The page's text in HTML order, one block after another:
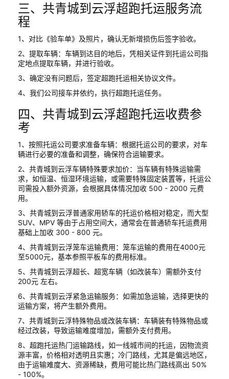
三、共青城到云浮超跑托运服务流
程
1、对比《验车单》及照片，确认无新增损伤后签字验收。
2、提取车辆：车辆到达目的地后，凭相关证件到托运公司指
定地点提取车辆，并进行验收。
3、确定没有问题后，签定超跑托运相关协议文件。
4、我们公司接车并依约，执行超跑托运任务。
四、共青城到云浮超跑托运收费参
考
1、按照托运公司要求准备车辆：根据托运公司的要求，对车
辆进行必要的准备和调整，确保符合运输要求。
2、共青城到云浮车辆特殊要求加价：当车辆有特殊运输需
求，如恒温、恒湿环境运输，或需要特殊固定装置等，托运公
司需投入额外资源，会根据具体情况加收 500 - 2000 元费
用。
3、共青城到云浮普通家用轿车的托运价格相对稳定，而大型
SUV、MPV 等由于占用空间大，通常会在普通轿车托运费用
基础上加收 300 - 800 元。
4、共青城到云浮笼车运输费用：笼车运输的费用在4000元
至5000元，基本参照平板车的费用标准。
5、共青城到云浮超长、超宽车辆（如改装车）需额外支付
200元 左右。
6、共青城到云浮紧急运输服务：如需加急运输，选择更快的
运输方案，将产生额外费用。
7、共青城到云浮特殊物品或改装车辆：车辆装有特殊物品或
经过改装，导致运输难度增加，需额外支付费用。
8、超跑托运热门运输路线，如一线城市间的托运，因物流资
源丰富，价格相对透明且实惠；冷门路线，尤其是偏远地区，
由于运输难度大、资源稀缺，费用可能比热门路线高出 50%
- 100%。